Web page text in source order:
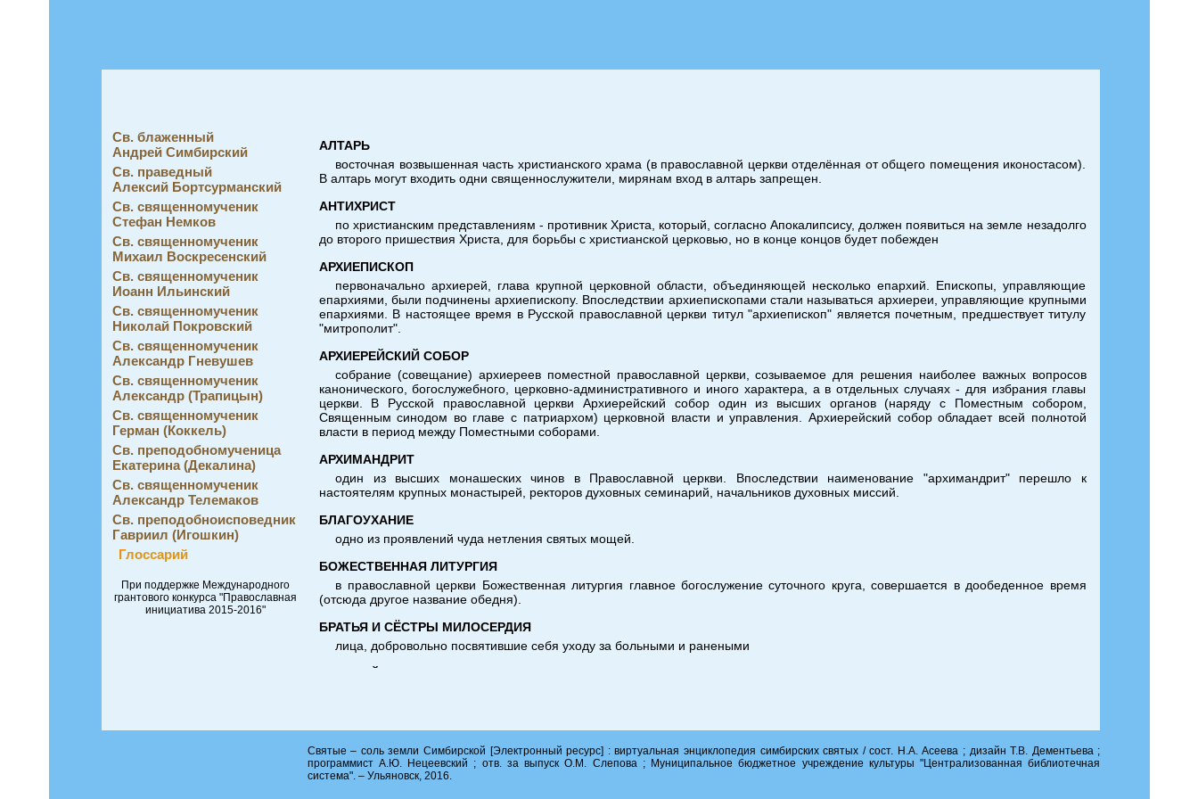
Св. блаженный
Андрей Симбирский
Св. праведный
Алексий Бортсурманский
Св. священномученик
Стефан Немков
Св. священномученик
Михаил Воскресенский
Св. священномученик
Иоанн Ильинский
Св. священномученик
Николай Покровский
Св. священномученик
Александр Гневушев
Св. священномученик
Александр (Трапицын)
Св. священномученик
Герман (Коккель)
Св. преподобномученица
Екатерина (Декалина)
Св. священномученик
Александр Телемаков
Св. преподобноисповедник
Гавриил (Игошкин)
Глоссарий
При поддержке Международного
грантового конкурса "Православная
инициатива 2015-2016"
АЛТАРЬ
восточная возвышенная часть христианского храма (в православной церкви отделённая от общего помещения иконостасом).
В алтарь могут входить одни священнослужители, мирянам вход в алтарь запрещен.
АНТИХРИСТ
по христианским представлениям - противник Христа, который, согласно Апокалипсису, должен появиться на земле незадолго
до второго пришествия Христа, для борьбы с христианской церковью, но в конце концов будет побежден
АРХИЕПИСКОП
первоначально архиерей, глава крупной церковной области, объединяющей несколько епархий. Епископы, управляющие
епархиями, были подчинены архиепископу. Впоследствии архиепископами стали называться архиереи, управляющие крупными
епархиями. В настоящее время в Русской православной церкви титул "архиепископ" является почетным, предшествует титулу
"митрополит".
АРХИЕРЕЙСКИЙ СОБОР
собрание (совещание) архиереев поместной православной церкви, созываемое для решения наиболее важных вопросов
канонического, богослужебного, церковно-административного и иного характера, а в отдельных случаях - для избрания главы
церкви. В Русской православной церкви Архиерейский собор один из высших органов (наряду с Поместным собором,
Священным синодом во главе с патриархом) церковной власти и управления. Архиерейский собор обладает всей полнотой
власти в период между Поместными соборами.
АРХИМАНДРИТ
один из высших монашеских чинов в Православной церкви. Впоследствии наименование "архимандрит" перешло к
настоятелям крупных монастырей, ректоров духовных семинарий, начальников духовных миссий.
БЛАГОУХАНИЕ
одно из проявлений чуда нетления святых мощей.
БОЖЕСТВЕННАЯ ЛИТУРГИЯ
в православной церкви Божественная литургия главное богослужение суточного круга, совершается в дообеденное время
(отсюда другое название обедня).
БРАТЬЯ И СЁСТРЫ МИЛОСЕРДИЯ
лица, добровольно посвятившие себя уходу за больными и ранеными
сентября в честь установления для поклонения на горе Голгофе близ Иерусалима креста, на котором был распят Иисус
Христос).
Святые – соль земли Симбирской [Электронный ресурс] : виртуальная энциклопедия симбирских святых / сост. Н.А. Асеева ; дизайн Т.В. Дементьева ;
программист А.Ю. Нецеевский ; отв. за выпуск О.М. Слепова ; Муниципальное бюджетное учреждение культуры "Централизованная библиотечная
система". – Ульяновск, 2016.